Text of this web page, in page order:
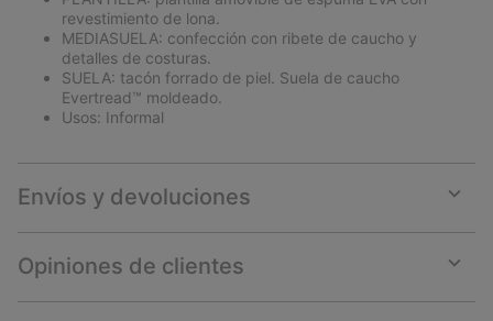
revestimiento de lona.
MEDIASUELA: confección con ribete de caucho y
detalles de costuras.
SUELA: tacón forrado de piel. Suela de caucho
Evertread™ moldeado.
Usos: Informal
Envíos y devoluciones
or
Opiniones de clientes
or